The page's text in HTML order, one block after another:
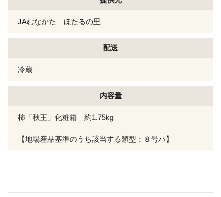
JAむなかた ほたるの里
配送
冷蔵
内容量
柿「秋王」化粧箱 約1.75kg
【地場産品基準のうち該当する類型：８号ハ】